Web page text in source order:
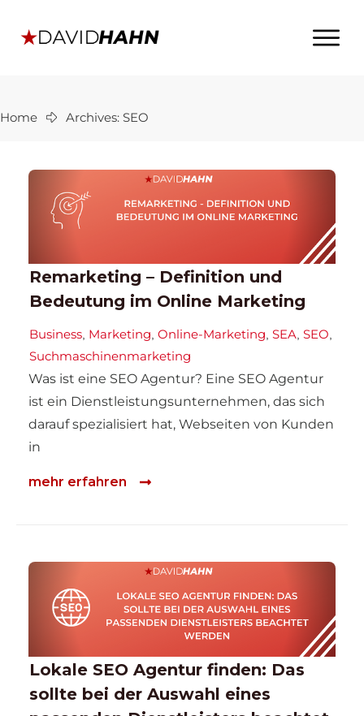
Home Archives: SEO
Remarketing – Definition und
Bedeutung im Online Marketing
Business Marketing Online-Marketing SEA SEO
Suchmaschinenmarketing
Was ist eine SEO Agentur? Eine SEO Agentur
ist ein Dienstleistungsunternehmen, das sich
darauf spezialisiert hat, Webseiten von Kunden
in
mehr erfahren
Lokale SEO Agentur finden: Das
sollte bei der Auswahl eines